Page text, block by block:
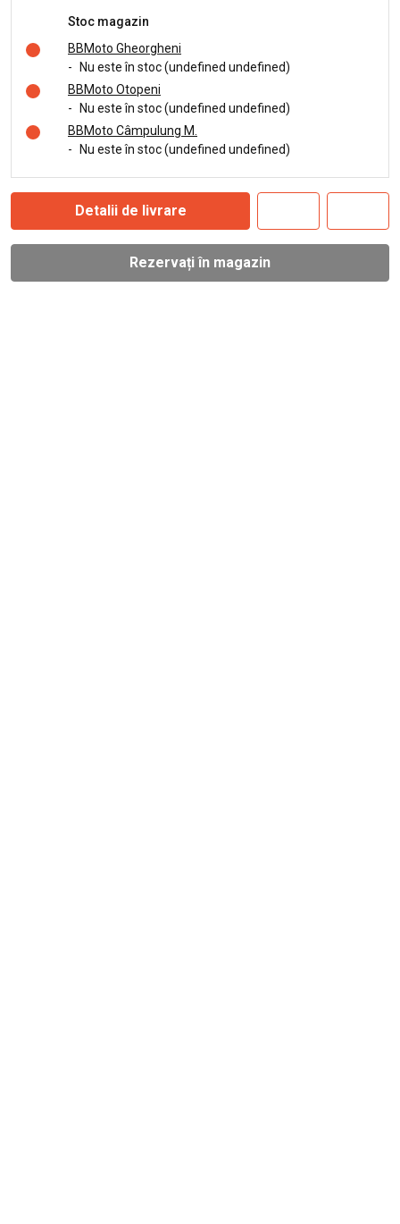
Stoc magazin
BBMoto Gheorgheni
-
Nu este în stoc (undefined undefined)
BBMoto Otopeni
-
Nu este în stoc (undefined undefined)
BBMoto Câmpulung M.
-
Nu este în stoc (undefined undefined)
Detalii de livrare
Rezervați în magazin